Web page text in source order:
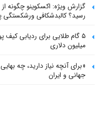
گزارش ویژه: اکسکوینو چگونه
رسید؟ کالبدشکافی ورشکستگی
۵ گام طلایی برای ردیابی
میلیون دلاری
«برای آنچه نیاز دارید، چه
جهانی و ایران